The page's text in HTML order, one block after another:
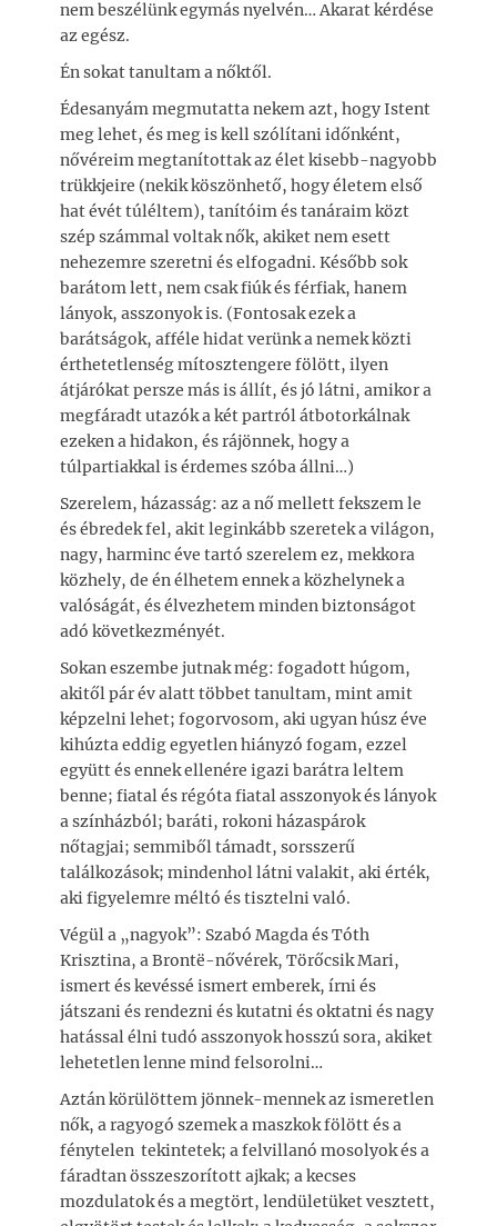
nem beszélünk egymás nyelvén… Akarat kérdése
az egész.
Én sokat tanultam a nőktől.
Édesanyám megmutatta nekem azt, hogy Istent
meg lehet, és meg is kell szólítani időnként,
nővéreim megtanítottak az élet kisebb-nagyobb
trükkjeire (nekik köszönhető, hogy életem első
hat évét túléltem), tanítóim és tanáraim közt
szép számmal voltak nők, akiket nem esett
nehezemre szeretni és elfogadni. Később sok
barátom lett, nem csak fiúk és férfiak, hanem
lányok, asszonyok is. (Fontosak ezek a
barátságok, afféle hidat verünk a nemek közti
érthetetlenség mítosztengere fölött, ilyen
átjárókat persze más is állít, és jó látni, amikor a
megfáradt utazók a két partról átbotorkálnak
ezeken a hidakon, és rájönnek, hogy a
túlpartiakkal is érdemes szóba állni…)
Szerelem, házasság: az a nő mellett fekszem le
és ébredek fel, akit leginkább szeretek a világon,
nagy, harminc éve tartó szerelem ez, mekkora
közhely, de én élhetem ennek a közhelynek a
valóságát, és élvezhetem minden biztonságot
adó következményét.
Sokan eszembe jutnak még: fogadott húgom,
akitől pár év alatt többet tanultam, mint amit
képzelni lehet; fogorvosom, aki ugyan húsz éve
kihúzta eddig egyetlen hiányzó fogam, ezzel
együtt és ennek ellenére igazi barátra leltem
benne; fiatal és régóta fiatal asszonyok és lányok
a színházból; baráti, rokoni házaspárok
nőtagjai; semmiből támadt, sorsszerű
találkozások; mindenhol látni valakit, aki érték,
aki figyelemre méltó és tisztelni való.
Végül a „nagyok”: Szabó Magda és Tóth
Krisztina, a Brontë-nővérek, Törőcsik Mari,
ismert és kevéssé ismert emberek, írni és
játszani és rendezni és kutatni és oktatni és nagy
hatással élni tudó asszonyok hosszú sora, akiket
lehetetlen lenne mind felsorolni…
Aztán körülöttem jönnek-mennek az ismeretlen
nők, a ragyogó szemek a maszkok fölött és a
fénytelen tekintetek; a felvillanó mosolyok és a
fáradtan összeszorított ajkak; a kecses
mozdulatok és a megtört, lendületüket vesztett,